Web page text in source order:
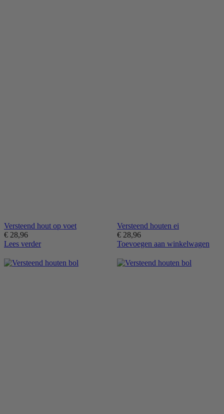
Versteend hout op voet
€ 28,96
Lees verder
Versteend houten ei
€ 28,96
Toevoegen aan winkelwagen